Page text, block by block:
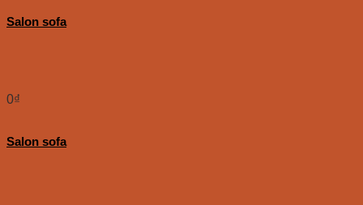
Salon sofa
0₫
Salon sofa